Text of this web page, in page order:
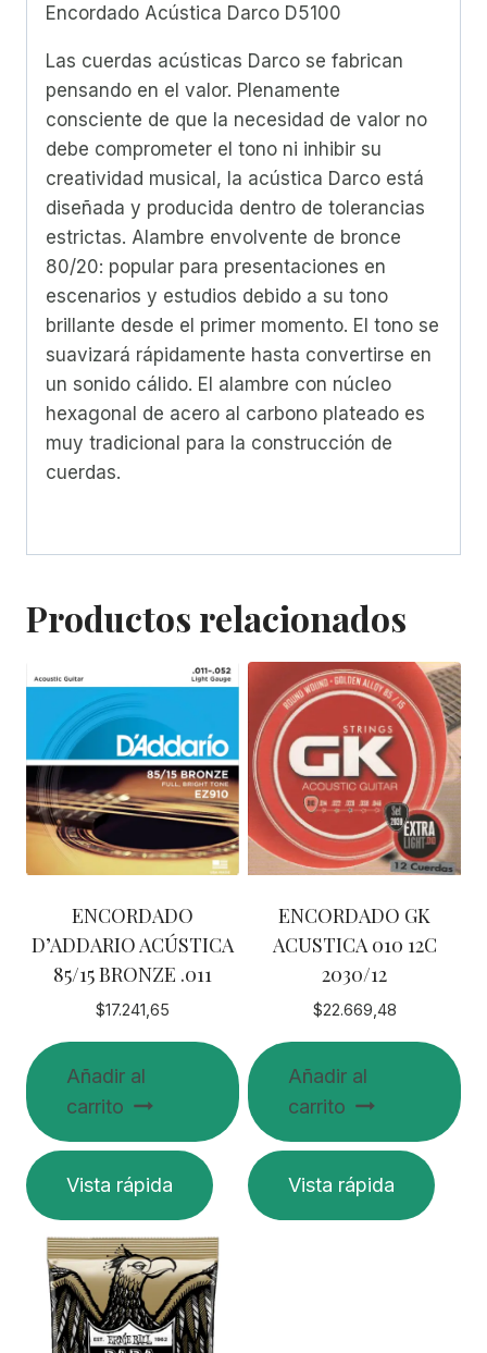
Encordado Acústica Darco D5100
Las cuerdas acústicas Darco se fabrican
pensando en el valor. Plenamente
consciente de que la necesidad de valor no
debe comprometer el tono ni inhibir su
creatividad musical, la acústica Darco está
diseñada y producida dentro de tolerancias
estrictas. Alambre envolvente de bronce
80/20: popular para presentaciones en
escenarios y estudios debido a su tono
brillante desde el primer momento. El tono se
suavizará rápidamente hasta convertirse en
un sonido cálido. El alambre con núcleo
hexagonal de acero al carbono plateado es
muy tradicional para la construcción de
cuerdas.
Productos relacionados
ENCORDADO
D’ADDARIO ACÚSTICA
85/15 BRONZE .011
$17.241,65
Añadir al
carrito
Vista rápida
ENCORDADO GK
ACUSTICA 010 12C
2030/12
$22.669,48
Añadir al
carrito
Vista rápida